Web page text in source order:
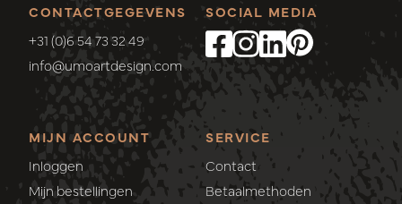
CONTACTGEGEVENS
+31 (0)6 54 73 32 49
info@umoartdesign.com
MIJN ACCOUNT
Inloggen
Mijn bestellingen
SERVICE
Contact
Betaalmethoden
SOCIAL MEDIA